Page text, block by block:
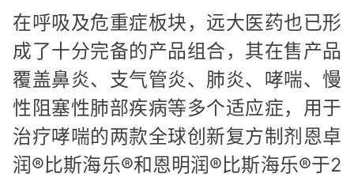
在呼吸及危重症板块，远大医药也已形
成了十分完备的产品组合，其在售产品
覆盖鼻炎、支气管炎、肺炎、哮喘、慢
性阻塞性肺部疾病等多个适应症，用于
治疗哮喘的两款全球创新复方制剂恩卓
润®比斯海乐®和恩明润®比斯海乐®于2